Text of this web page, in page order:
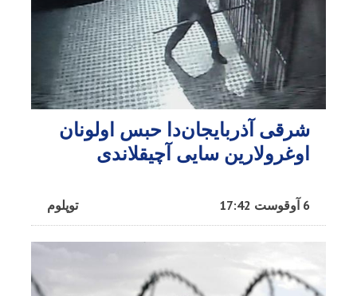
شرقی آذربایجان‌دا حبس اولونان
اوغرولارین سایی آچیقلاندی
توپلوم 6 آوقوست 17:42